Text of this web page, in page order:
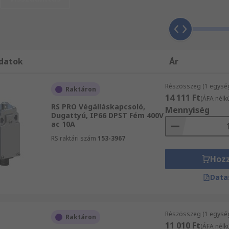
amely fizikai érintkezésbe kerül az objektummal.
van rögzítve, amely átalakítja a forgó, lineáris, vagy
tartalmazó alkatrész, a törzsön belüli
van.
vagy csavar/bilincs szerelvényeket
használhatók. Az alkalmazott működtetőelem típusa a
lemez ütközik a kar végéhez, amely viszont elforgatja a
Ár
Raktáron
RS PRO Végálláskapcsoló,
Dugattyú, IP66 DPST Fém 400V
ac 10A
RS raktári szám 153-3967
Részösszeg (1
14 111 Ft(ÁFA
Mennyiség
Raktáron Részösszeg (1
11 010 Ft(ÁFA